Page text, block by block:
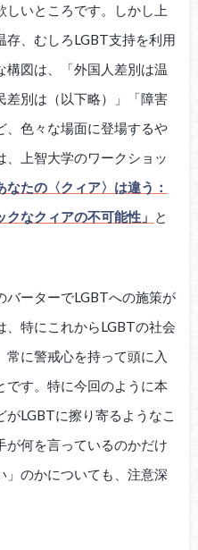
いところです。しかし上
存、むしろLGBT支持を利用
構図は、「外国人差別は温
差別は（以下略）」「障害
、色々な場面に登場するや
、上智大学のワークショッ
たの〈クィア〉は違う：
なクィアの不可能性」 と
バーターでLGBTへの施策が
、特にこれからLGBTの社会
に警戒心を持って頭に入
です。特に今回のように本
LGBTに擦り寄るようなこ
が何を言っているのかだけ
」のかについても、注意深